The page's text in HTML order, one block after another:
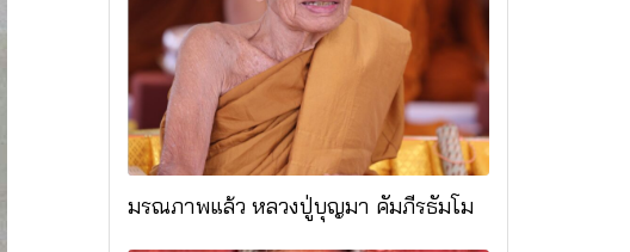
มรณภาพแล้ว หลวงปู่บุญมา คัมภีรธัมโม